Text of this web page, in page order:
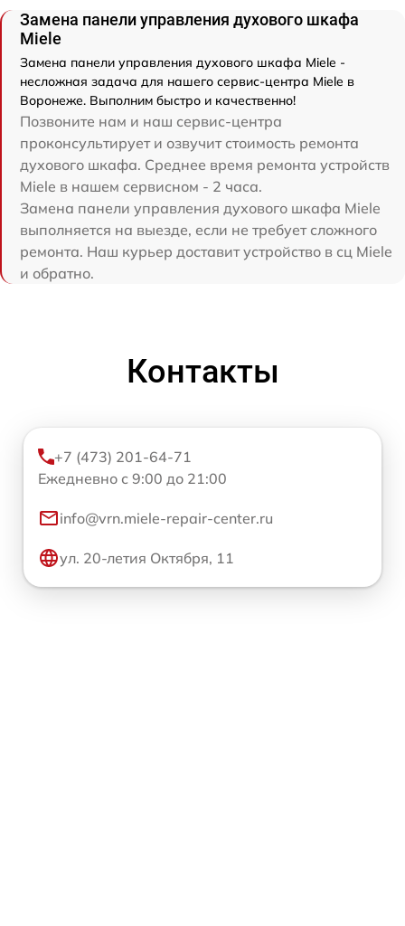
Замена панели управления духового шкафа
Miele
Замена панели управления духового шкафа Miele -
несложная задача для нашего сервис-центра Miele в
Воронеже. Выполним быстро и качественно!
Позвоните нам и наш сервис-центра
проконсультирует и озвучит стоимость ремонта
духового шкафа. Среднее время ремонта устройств
Miele в нашем сервисном - 2 часа.
Замена панели управления духового шкафа Miele
выполняется на выезде, если не требует сложного
ремонта. Наш курьер доставит устройство в сц Miele
и обратно.
Контакты
+7 (473) 201-64-71
Ежедневно с 9:00 до 21:00
info@vrn.miele-repair-center.ru
ул. 20-летия Октября, 11